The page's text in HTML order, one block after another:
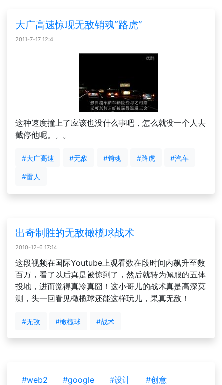
大广高速惊现无敌销魂“路虎”
2011-7-17 12:4
这种速度撞上了应该也没什么事吧，怎么就没一个人去
截停他呢。。。
#大广高速 #无敌 #销魂 #路虎 #汽车
#雷人
出奇制胜的无敌橄榄球战术
2010-12-6 17:14
这段视频在国际Youtube上观看数在段时间内飙升至数
百万，看了以后真是被惊到了，然后就转为佩服的五体
投地，进而觉得真冷真囧！这小哥儿的战术真是高深莫
测，头一回看见橄榄球还能这样玩儿，果真无敌！
#无敌 #橄榄球 #战术
#web2 #google #设计
#创意